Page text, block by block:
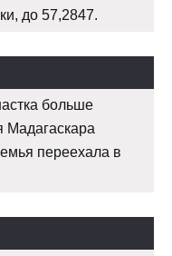
до 57,2847.
больше
Мадагаскара
переехала в